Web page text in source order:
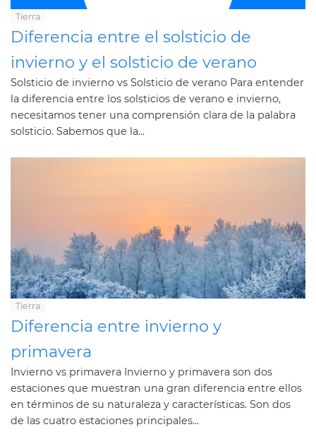
Tierra
Diferencia entre el solsticio de
invierno y el solsticio de verano
Solsticio de invierno vs Solsticio de verano Para entender
la diferencia entre los solsticios de verano e invierno,
necesitamos tener una comprensión clara de la palabra
solsticio. Sabemos que la...
Tierra
Diferencia entre invierno y
primavera
Invierno vs primavera Invierno y primavera son dos
estaciones que muestran una gran diferencia entre ellos
en términos de su naturaleza y características. Son dos
de las cuatro estaciones principales...